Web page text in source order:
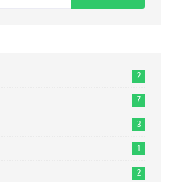
2
7
3
1
2